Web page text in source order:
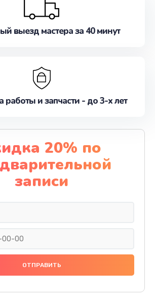
выезд мастера за 40 минут
работы и запчасти - до 3-х лет
20% по
записи